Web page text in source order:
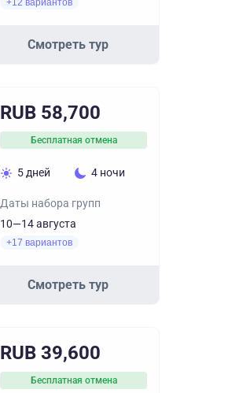
+12 вариантов
Смотреть тур
RUB 58,700
Бесплатная отмена
5 дней 4 ночи
Даты набора групп
10—14 августа
+17 вариантов
Смотреть тур
RUB 39,600
Бесплатная отмена